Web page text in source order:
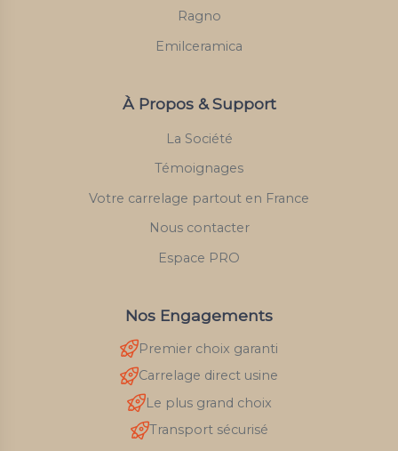
Ragno
Emilceramica
À Propos & Support
La Société
Témoignages
Votre carrelage partout en France
Nous contacter
Espace PRO
Nos Engagements
Premier choix garanti
Carrelage direct usine
Le plus grand choix
Transport sécurisé